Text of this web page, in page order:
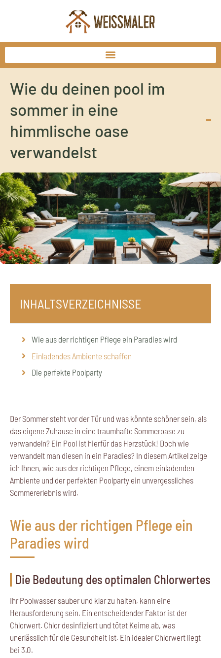
Wie du deinen pool im
sommer in eine
himmlische oase
verwandelst
INHALTSVERZEICHNISSE
Wie aus der richtigen Pflege ein Paradies wird
Einladendes Ambiente schaffen
Die perfekte Poolparty
Der Sommer steht vor der Tür und was könnte schöner sein, als
das eigene Zuhause in eine traumhafte Sommeroase zu
verwandeln? Ein Pool ist hierfür das Herzstück! Doch wie
verwandelt man diesen in ein Paradies? In diesem Artikel zeige
ich Ihnen, wie aus der richtigen Pflege, einem einladenden
Ambiente und der perfekten Poolparty ein unvergessliches
Sommererlebnis wird.
Wie aus der richtigen Pflege ein
Paradies wird
Die Bedeutung des optimalen Chlorwertes
Ihr Poolwasser sauber und klar zu halten, kann eine
Herausforderung sein. Ein entscheidender Faktor ist der
Chlorwert. Chlor desinfiziert und tötet Keime ab, was
unerlässlich für die Gesundheit ist. Ein idealer Chlorwert liegt
bei 3.0.